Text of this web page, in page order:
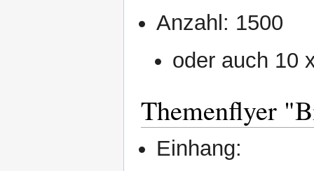
Anzahl: 1500
oder auch 10
Themenflyer
Einhang: